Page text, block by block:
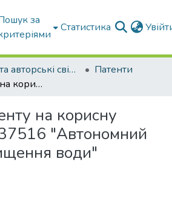
за
Статистика
Патенти та авторські свідоцтва
Патенти
Опис до патенту на корисну модель № 137516 "Автономний пристрій очищення води"
на корисну
"Автономний
води"